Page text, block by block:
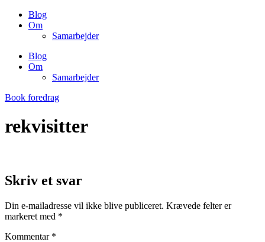
Blog
Om
Samarbejder
Blog
Om
Samarbejder
Book foredrag
rekvisitter
Skriv et svar
Din e-mailadresse vil ikke blive publiceret. Krævede felter er
markeret med *
Kommentar *